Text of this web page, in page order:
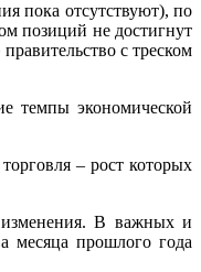
пока отсутствуют), по
позиций не достигнут
с треском
темпы экономической
– рост которых
изменения. В важных и
месяца прошлого года